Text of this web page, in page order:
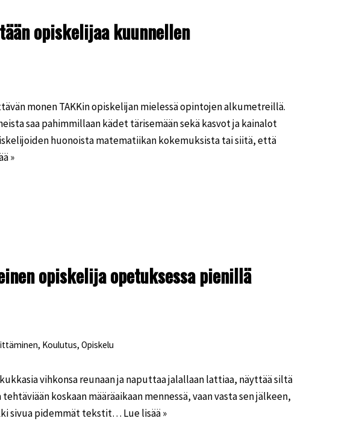
opiskelijaa kuunnellen
monen TAKKin opiskelijan mielessä opintojen alkumetreillä.
saa pahimmillaan kädet tärisemään sekä kasvot ja kainalot
huonoista matematiikan kokemuksista tai siitä, että
»
opiskelija opetuksessa pienillä
, Koulutus, Opiskelu
vihkonsa reunaan ja naputtaa jalallaan lattiaa, näyttää siltä
koskaan määräaikaan mennessä, vaan vasta sen jälkeen,
sivua pidemmät tekstit… Lue lisää »